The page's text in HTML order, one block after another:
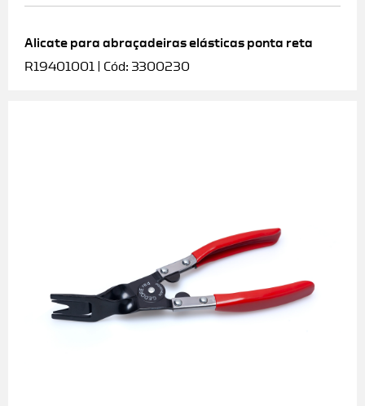
Alicate para abraçadeiras elásticas ponta reta
R19401001 | Cód: 3300230